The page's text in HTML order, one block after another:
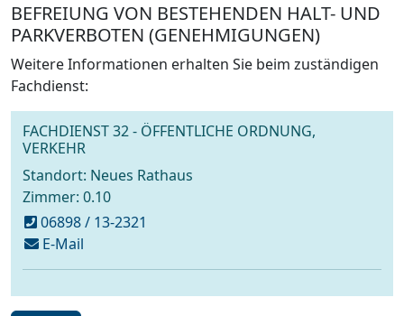
BEFREIUNG VON BESTEHENDEN HALT- UND
PARKVERBOTEN (GENEHMIGUNGEN)
Weitere Informationen erhalten Sie beim zuständigen
Fachdienst:
FACHDIENST 32 - ÖFFENTLICHE ORDNUNG,
VERKEHR
Standort: Neues Rathaus
Zimmer: 0.10
06898 / 13-2321
E-Mailschreiben
an